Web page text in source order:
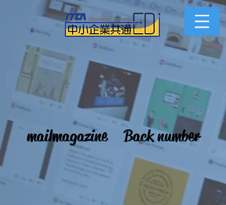
mail magazine Back number